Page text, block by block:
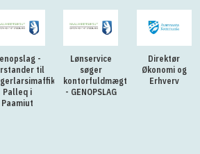
søger
Direktør
Økonomi og
Erhverv
til KTI - Jern
& Metal i